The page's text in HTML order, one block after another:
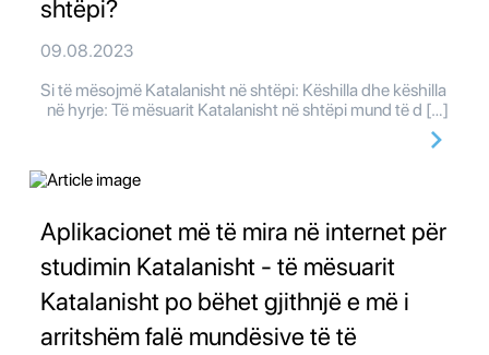
shtëpi?
09.08.2023
Si të mësojmë Katalanisht në shtëpi: Këshilla dhe këshilla
në hyrje: Të mësuarit Katalanisht në shtëpi mund të d […]
Aplikacionet më të mira në internet për
studimin Katalanisht - të mësuarit
Katalanisht po bëhet gjithnjë e më i
arritshëm falë mundësive të të